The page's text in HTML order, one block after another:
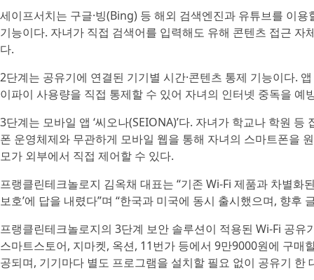
세이프서치는 구글·빙(Bing) 등 해외 검색엔진과 유튜브를 이
기능이다. 자녀가 직접 검색어를 입력해도 유해 콘텐츠 접근
다.
2단계는 공유기에 연결된 기기별 시간·콘텐츠 통제 기능이다.
이파이 사용량을 직접 통제할 수 있어 자녀의 인터넷 중독을 예
3단계는 모바일 앱 ‘씨오나(SEIONA)’다. 자녀가 학교나 학원
폰 운영체제와 무관하게 모바일 웹을 통해 자녀의 스마트폰을
모가 외부에서 직접 제어할 수 있다.
프랭클린테크놀로지 김옥채 대표는 “기존 Wi-Fi 제품과 차별화
보호’에 답을 내렸다”며 “한국과 미국에 동시 출시했으며, 향후
프랭클린테크놀로지의 3단계 보안 솔루션이 적용된 Wi-Fi 공유
스마트스토어, 지마켓, 옥션, 11번가 등에서 9만9000원에 구
공되며, 기기마다 별도 프로그램을 설치할 필요 없이 공유기